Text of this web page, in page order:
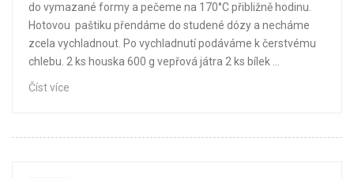
do vymazané formy a pečeme na 170°C přibližně hodinu.
Hotovou paštiku přendáme do studené dózy a necháme
zcela vychladnout. Po vychladnutí podáváme k čerstvému
chlebu. 2 ks houska 600 g vepřová játra 2 ks bílek ...
Číst více